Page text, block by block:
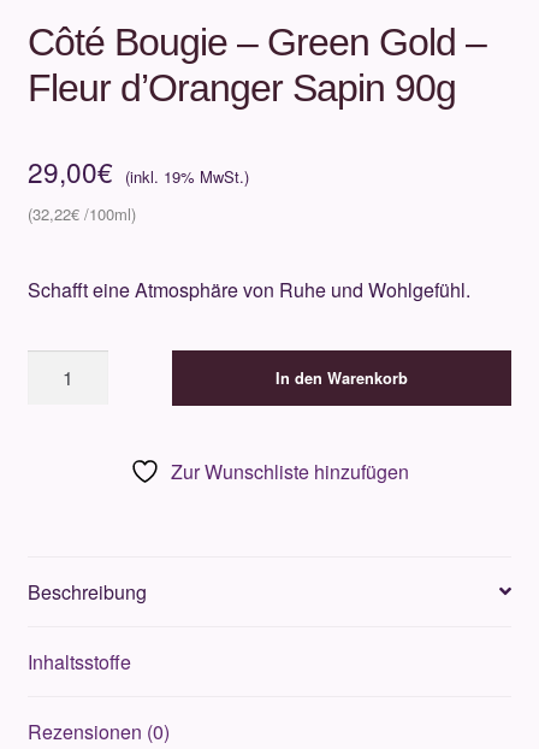
Côté Bougie – Green Gold –
Fleur d’Oranger Sapin 90g
29,00€
32,22€
Schafft eine Atmosphäre von Ruhe und Wohlgefühl.
Bougie
Sapin
Menge
In den Warenkorb
Zur Wunschliste hinzufügen
Beschreibung
Inhaltsstoffe
Rezensionen (0)